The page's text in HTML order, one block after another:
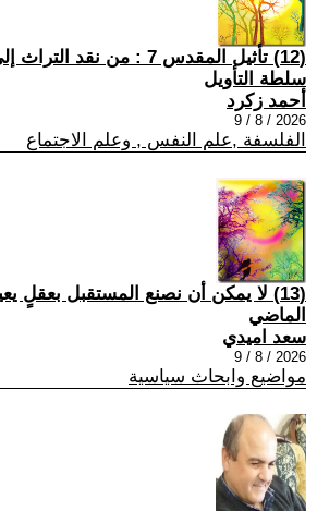
(12) تأثيل المقدس 7 : من نقد
سلطة التأويل
أحمد زكرد
2026 / 8 / 9
الفلسفة ,علم النفس , وعلم الاجتماع
(13) لا يمكن أن نصنع المستقبل بعقلٍ
الماضي
سعد اميدي
2026 / 8 / 9
مواضيع وابحاث سياسية